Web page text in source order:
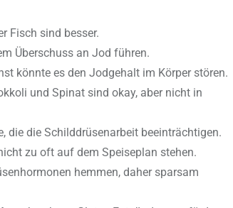
Fisch sind besser.
Überschuss an Jod führen.
könnte es den Jodgehalt im Körper stören.
und Spinat sind okay, aber nicht in
die die Schilddrüsenarbeit beeinträchtigen.
zu oft auf dem Speiseplan stehen.
hemmen, daher sparsam